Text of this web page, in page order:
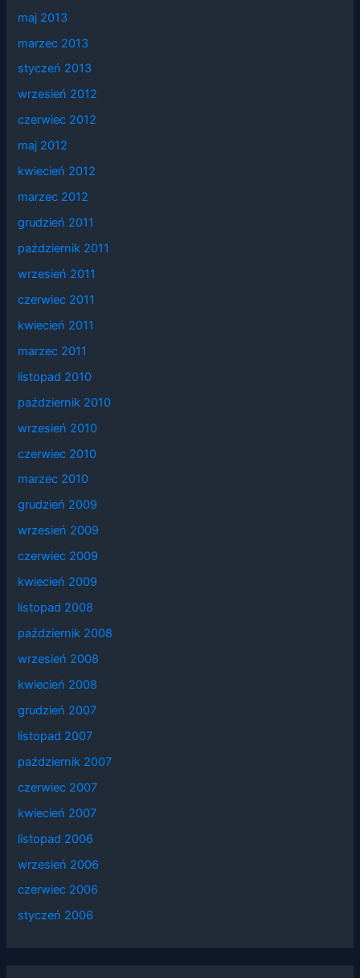
maj 2013
marzec 2013
styczeń 2013
wrzesień 2012
czerwiec 2012
maj 2012
kwiecień 2012
marzec 2012
grudzień 2011
październik 2011
wrzesień 2011
czerwiec 2011
kwiecień 2011
marzec 2011
listopad 2010
październik 2010
wrzesień 2010
czerwiec 2010
marzec 2010
grudzień 2009
wrzesień 2009
czerwiec 2009
kwiecień 2009
listopad 2008
październik 2008
wrzesień 2008
kwiecień 2008
grudzień 2007
listopad 2007
październik 2007
czerwiec 2007
kwiecień 2007
listopad 2006
wrzesień 2006
czerwiec 2006
styczeń 2006